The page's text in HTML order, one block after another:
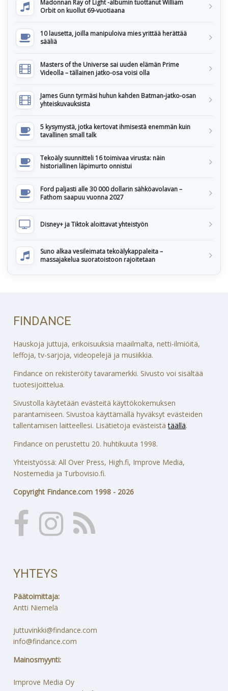
Madonnan Ray of Light -albumin tuottanut William
Orbit on kuollut 69-vuotiaana
10 lausetta, joilla manipuloiva mies yrittää herättää
sääliä
Masters of the Universe sai uuden elämän Prime
Videolla – tällainen jatko-osa voisi olla
James Gunn tyrmäsi huhun kahden Batman-jatko-osan
yhteiskuvauksista
5 kysymystä, jotka kertovat ihmisestä enemmän kuin
tavallinen small talk
Tekoäly suunnitteli 16 toimivaa virusta: näin
historiallinen läpimurto onnistui
Ford paljasti alle 30 000 dollarin sähköavolavan –
Fathom saapuu vuonna 2027
Disney+ ja Tiktok aloittavat yhteistyön
Suno alkaa vesileimata tekoälykappaleita –
massajakelua suoratoistoon rajoitetaan
FINDANCE
Hauskoja juttuja, erikoisuuksia maailmalta, netti-ilmiöitä,
leffoja, tv-sarjoja, videopelejä ja musiikkia.
Findance on rekisteröity tavaramerkki. Sivusto voi sisältää
tuotesijoittelua.
Sivustolla käytetään evästeitä käyttökokemuksen
parantamiseen. Sivustoa käyttämällä hyväksyt evästeiden
tallentamisen laitteellesi. Lisätietoja evästeistätäällä.
Findance on perustettu 20. huhtikuuta 1998.
Yhteistyössä: All Over Press, High.fi, Improve Media,
Nostemedia ja Turbovisio.fi.
Copyright Findance.com 1998 - 2026
YHTEYS
Päätoimittaja:
Antti Niemelä
juttuvinkki@findance.com
info@findance.com
Mainosmyynti:
Improve Media Oy